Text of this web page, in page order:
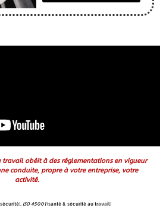
travail obéit à des réglementations en vigueur
conduite, propre à votre entreprise, votre
activité.
ISO 45001(santé & sécurité au travail)